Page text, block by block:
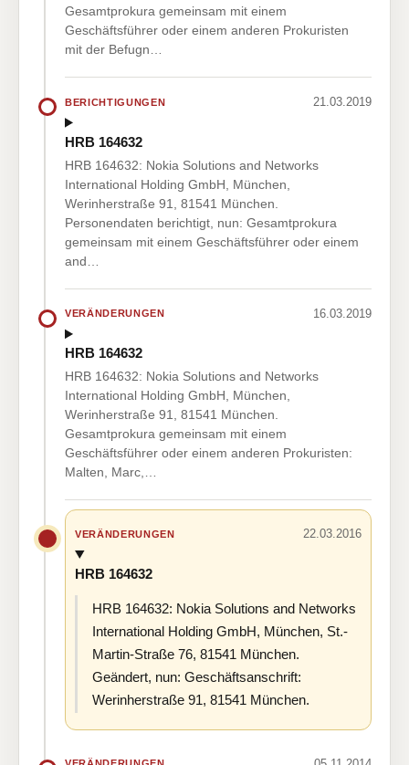
Gesamtprokura gemeinsam mit einem
Geschäftsführer oder einem anderen Prokuristen
mit der Befugn…
BERICHTIGUNGEN 21.03.2019
HRB 164632
HRB 164632: Nokia Solutions and Networks
International Holding GmbH, München,
Werinherstraße 91, 81541 München.
Personendaten berichtigt, nun: Gesamtprokura
gemeinsam mit einem Geschäftsführer oder einem
and…
VERÄNDERUNGEN 16.03.2019
HRB 164632
HRB 164632: Nokia Solutions and Networks
International Holding GmbH, München,
Werinherstraße 91, 81541 München.
Gesamtprokura gemeinsam mit einem
Geschäftsführer oder einem anderen Prokuristen:
Malten, Marc,…
VERÄNDERUNGEN 22.03.2016
HRB 164632
HRB 164632: Nokia Solutions and Networks
International Holding GmbH, München, St.-
Martin-Straße 76, 81541 München.
Geändert, nun: Geschäftsanschrift:
Werinherstraße 91, 81541 München.